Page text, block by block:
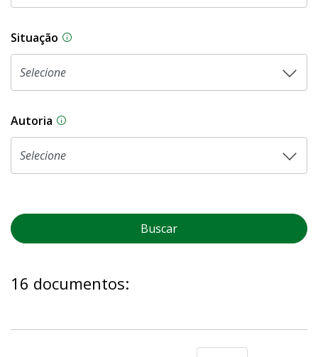
Situação Na CLDF, as proposições legislativas
Autoria As proposições legislativas na CLDF podem
Buscar
16 documentos: